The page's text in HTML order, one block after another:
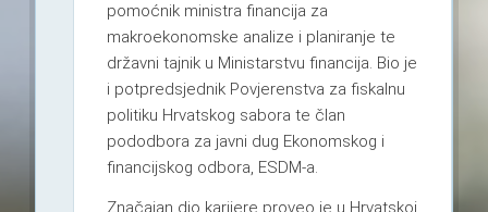
pomoćnik ministra financija za
makroekonomske analize i planiranje te
državni tajnik u Ministarstvu financija. Bio je
i potpredsjednik Povjerenstva za fiskalnu
politiku Hrvatskog sabora te član
pododbora za javni dug Ekonomskog i
financijskog odbora, ESDM-a.
Značajan dio karijere proveo je u Hrvatskoj